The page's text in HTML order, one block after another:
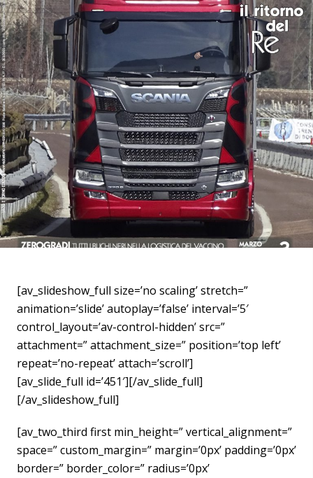
[av_slideshow_full size=’no scaling’ stretch=”
animation=’slide’ autoplay=’false’ interval=’5′
control_layout=’av-control-hidden’ src=”
attachment=” attachment_size=” position=’top left’
repeat=’no-repeat’ attach=’scroll’]
[av_slide_full id=’451′][/av_slide_full]
[/av_slideshow_full]
[av_two_third first min_height=” vertical_alignment=”
space=” custom_margin=” margin=’0px’ padding=’0px’
border=” border_color=” radius=’0px’